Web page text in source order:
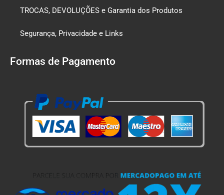
TROCAS, DEVOLUÇÕES e Garantia dos Produtos
Segurança, Privacidade e Links
Formas de Pagamento